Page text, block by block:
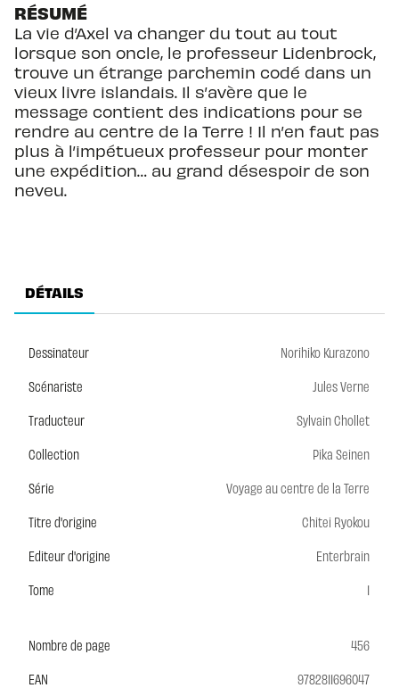
RÉSUMÉ
La vie d’Axel va changer du tout au tout
lorsque son oncle, le professeur Lidenbrock,
trouve un étrange parchemin codé dans un
vieux livre islandais. Il s’avère que le
message contient des indications pour se
rendre au centre de la Terre ! Il n’en faut pas
plus à l’impétueux professeur pour monter
une expédition… au grand désespoir de son
neveu.
DÉTAILS
Dessinateur
Norihiko Kurazono
Scénariste
Jules Verne
Traducteur
Sylvain Chollet
Collection
Pika Seinen
Série
Voyage au centre de la Terre
Titre d'origine
Chitei Ryokou
Editeur d'origine
Enterbrain
Tome
1
Nombre de page
456
EAN
9782811696047